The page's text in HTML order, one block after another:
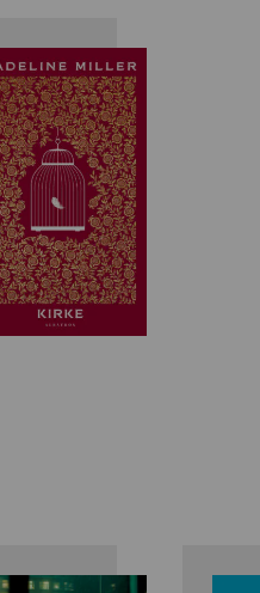
Madeline
Miller